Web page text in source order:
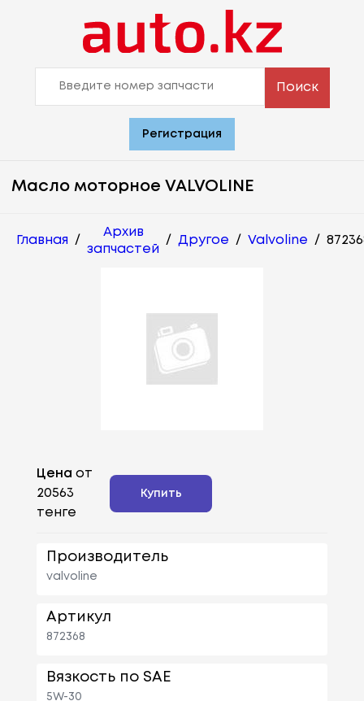
Поиск
Регистрация
Масло моторное VALVOLINE
Главная /
Архив
запчастей
/ Другое / Valvoline /
Цена от
20563
тенге
Купить
Производитель
valvoline
Артикул
872368
Вязкость по SAE
5W-30